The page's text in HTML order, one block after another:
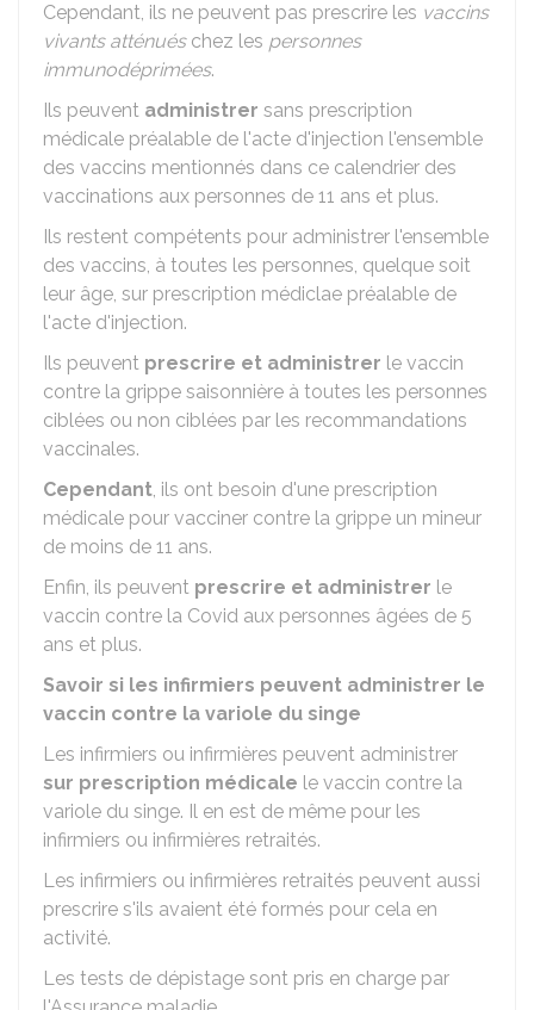
Cependant, ils ne peuvent pas prescrire les vaccins
vivants atténuéschez les personnes
immunodéprimées.
Ils peuvent administrer sans prescription
médicale préalable de l'acte d'injection l'ensemble
des vaccins mentionnés dans ce calendrier des
vaccinations aux personnes de 11 ans et plus.
Ils restent compétents pour administrer l'ensemble
des vaccins, à toutes les personnes, quelque soit
leur âge, sur prescription médiclae préalable de
l'acte d'injection.
Ils peuvent prescrire et administrer le vaccin
contre la grippe saisonnière à toutes les personnes
ciblées ou non ciblées par les recommandations
vaccinales.
Cependant, ils ont besoin d'une prescription
médicale pour vacciner contre la grippe un mineur
de moins de 11 ans.
Enfin, ils peuvent prescrire et administrer le
vaccin contre la Covid aux personnes âgées de 5
ans et plus.
Savoir si les infirmiers peuvent administrer le
vaccin contre la variole du singe
Les infirmiers ou infirmières peuvent administrer
sur prescription médicale le vaccin contre la
variole du singe. Il en est de même pour les
infirmiers ou infirmières retraités.
Les infirmiers ou infirmières retraités peuvent aussi
prescrire s'ils avaient été formés pour cela en
activité.
Les tests de dépistage sont pris en charge par